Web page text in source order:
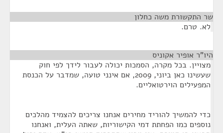
שר התקשורת משה כחלון
לא. טרם.
היו"ר אופיר אקוניס
מצויין. בכל מקרה, הסמכות יכולה לעבור לידך לפי חוק
שעשינו כאן ביוני, 2009, אם אינני טועה, שמדבר על הכנסת
המפעילים הוירטואליים.
כדי להמשיך להוריד מחירים אנחנו צריכים להצמיד מהלכים
נוספים כמו הפחתת דמי הקישוריות, שאתה העלית, ואנחנו